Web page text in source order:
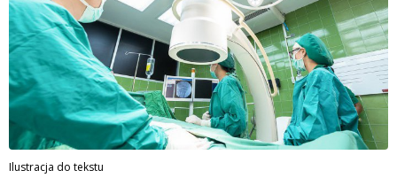
Ilustracja do tekstu